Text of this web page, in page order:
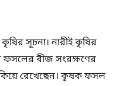
সূচনা। নারীই কৃষির
ফসলের বীজ সংরক্ষণের
রেখেছেন। কৃষক ফসল